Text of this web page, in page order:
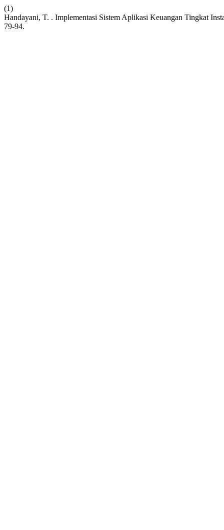
(1)
Handayani, T. . Implementasi Sistem Aplikasi Keuangan Tingkat
79-94.